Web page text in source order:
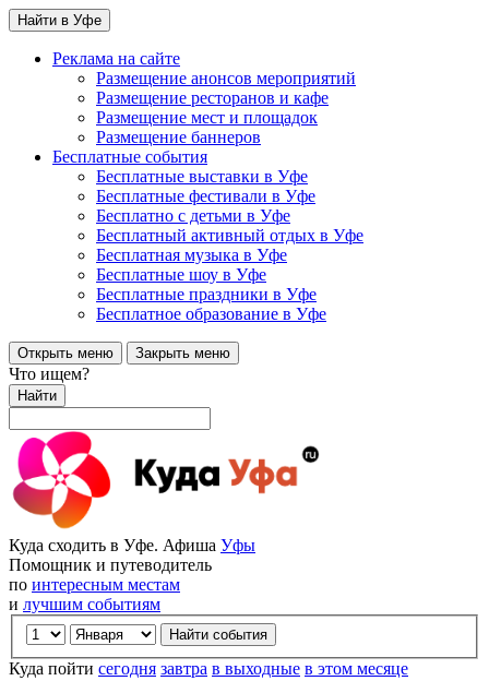
Найти в Уфе
Реклама на сайте
Размещение анонсов мероприятий
Размещение ресторанов и кафе
Размещение мест и площадок
Размещение баннеров
Бесплатные события
Бесплатные выставки в Уфе
Бесплатные фестивали в Уфе
Бесплатно с детьми в Уфе
Бесплатный активный отдых в Уфе
Бесплатная музыка в Уфе
Бесплатные шоу в Уфе
Бесплатные праздники в Уфе
Бесплатное образование в Уфе
Открыть меню Закрыть меню
Что ищем?
Найти
Куда сходить в Уфе. Афиша Уфы
Помощник и путеводитель
по интересным местам
и лучшим событиям
Куда пойти сегодня завтра в выходные в этом месяце